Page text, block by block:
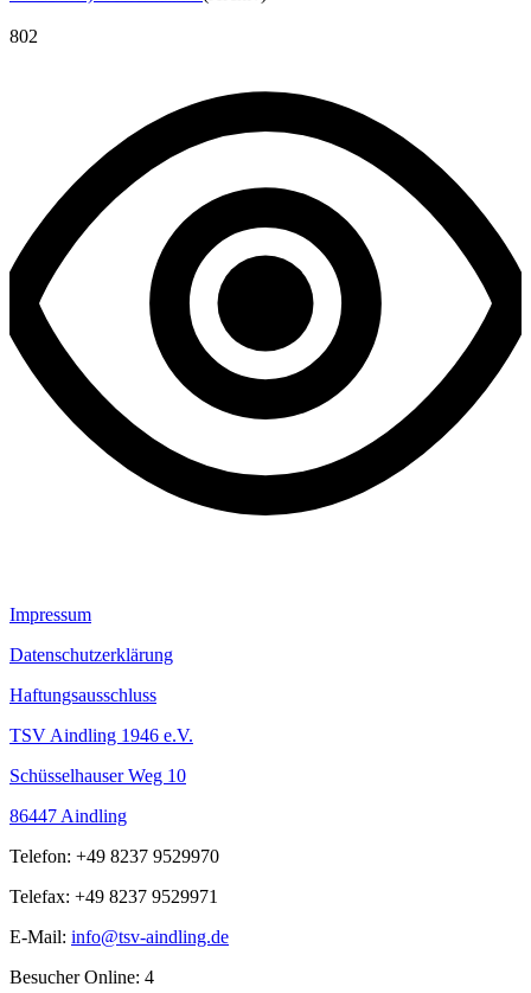
802
Impressum
Datenschutzerklärung
Haftungsausschluss
TSV Aindling 1946 e.V.
Schüsselhauser Weg 10
86447 Aindling
Telefon: +49 8237 9529970
Telefax: +49 8237 9529971
E-Mail: info@tsv-aindling.de
Besucher Online: 4